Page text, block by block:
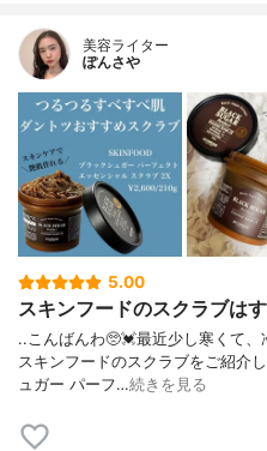
美容ライター
ぽんさや
5.00
スキンフードのスクラブは
..こんばんわ🥺💓最近少し寒くて、
スキンフードのスクラブをご紹介
ュガー パーフ…続きを見る